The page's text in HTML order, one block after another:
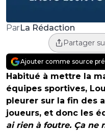
ParLa Rédaction
Partager
Ajouter comme source
Habitué à mettre la
équipes sportives,
pleurer sur la fin des
joueurs, et donc les
ai rien à foutre. Ça ne